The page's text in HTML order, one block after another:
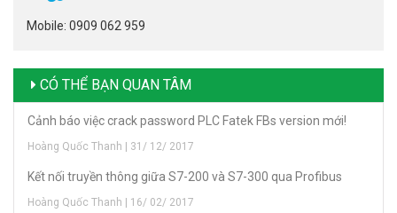
Mobile: 0909 062 959
CÓ THỂ BẠN QUAN TÂM
Cảnh báo việc crack password PLC Fatek FBs version mới!
Hoàng Quốc Thanh | 31/ 12/ 2017
Kết nối truyền thông giữa S7-200 và S7-300 qua Profibus
Hoàng Quốc Thanh | 16/ 02/ 2017